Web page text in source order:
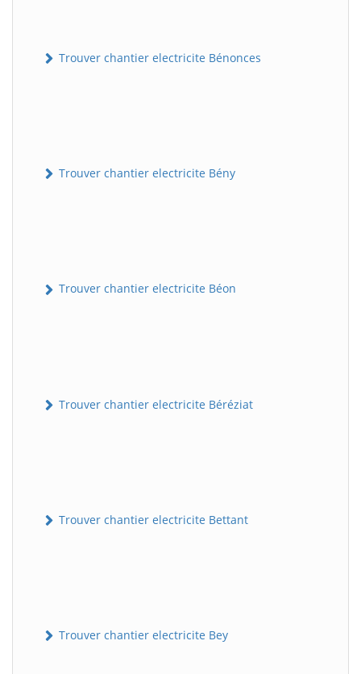
Trouver chantier electricite Bénonces
Trouver chantier electricite Bény
Trouver chantier electricite Béon
Trouver chantier electricite Béréziat
Trouver chantier electricite Bettant
Trouver chantier electricite Bey